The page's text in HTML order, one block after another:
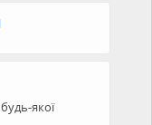
якої